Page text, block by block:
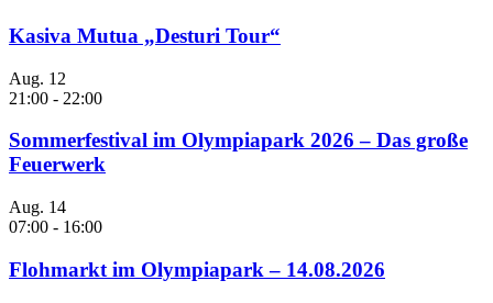
Kasiva Mutua „Desturi Tour“
Aug. 12
21:00 - 22:00
Sommerfestival im Olympiapark 2026 – Das große
Feuerwerk
Aug. 14
07:00 - 16:00
Flohmarkt im Olympiapark – 14.08.2026